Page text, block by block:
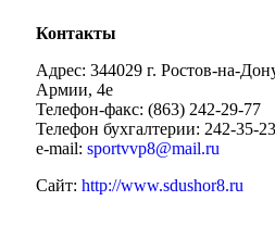
Контакты
Адрес: 344029 г. Ростов-на-
Армии, 4е
Телефон-факс: (863) 242-29-77
Телефон бухгалтерии: 242-35-23
e-mail: sportvvp8@mail.ru
Сайт: http://www.sdushor8.ru